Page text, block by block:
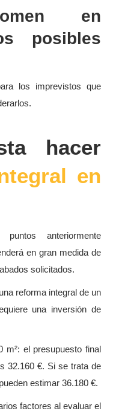
en
posibles
los imprevistos que
hacer
en
anteriormente
en gran medida de
solicitados.
reforma integral de un
una inversión de
m²: el presupuesto final
32.160 €. Si se trata de
estimar 36.180 €.
factores al evaluar el